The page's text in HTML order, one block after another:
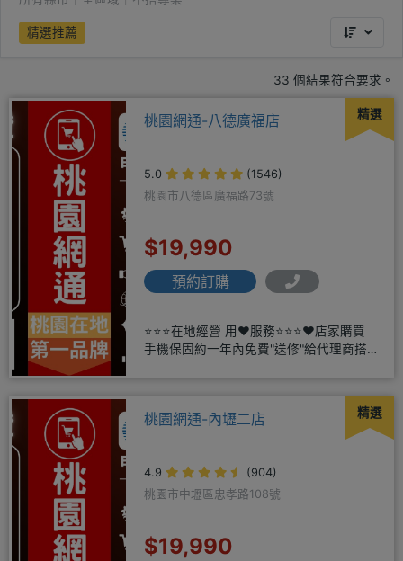
精選推薦
33 個結果符合要求。
精選
桃園網通-八德廣福店
5.0
(1546)
桃園市八德區廣福路73號
$19,990
預約訂購
⭐⭐⭐在地經營 用❤️服務⭐⭐⭐❤️店家購買
手機保固約一年內免費"送修"給代理商搭
精選
桃園網通-內壢二店
4.9
(904)
桃園市中壢區忠孝路108號
$19,990